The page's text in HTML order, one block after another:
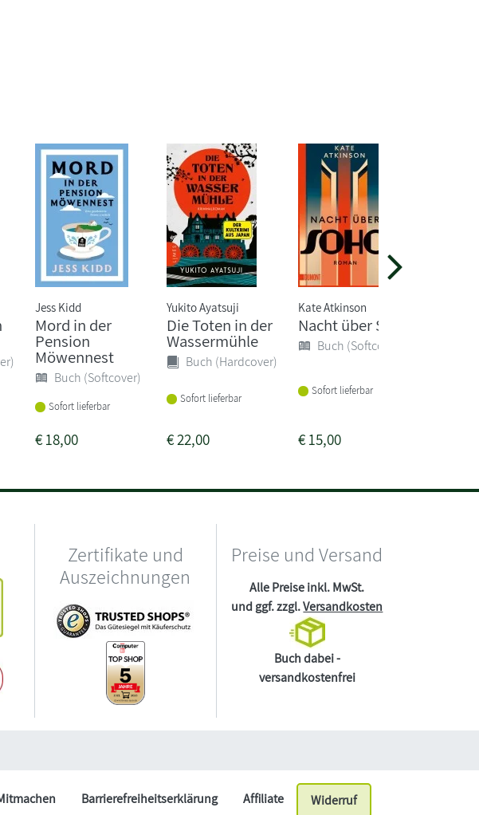
Jess Kidd
Mord in der
Pension
Möwennest
Buch (Softcover)
Sofort lieferbar
€18,00
Yukito Ayatsuji
Die Toten in der
Wassermühle
Buch (Hardcover)
Sofort lieferbar
€22,00
Kate Atkinson
Nacht über Soho
Buch (Softcover)
Sofort lieferbar
€15,00
Zertifikate und
Auszeichnungen
Preise und Versand
Alle Preise inkl. MwSt.
und ggf. zzgl.Versandkosten
Buch dabei -
versandkostenfrei
Barrierefreiheitserklärung Affiliate Widerruf